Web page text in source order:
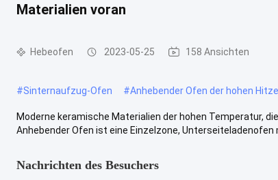
Materialien voran
Hebeofen 2023-05-25 158 Ansichten
#Sinternaufzug-Ofen #Anhebender Ofen der hohen Hitze
Moderne keramische Materialien der hohen Temperatur,
Anhebender Ofen ist eine Einzelzone, Unterseiteladenofen
Nachrichten des Besuchers